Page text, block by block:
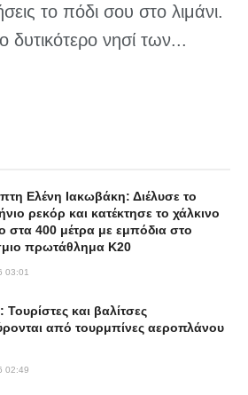
το πόδι σου στο λιμάνι.
δυτικότερο νησί των...
Ελένη Ιακωβάκη: Διέλυσε το
ρεκόρ και κατέκτησε το χάλκινο
στα 400 μέτρα με εμπόδια στο
πρωτάθλημα Κ20
03:01
Τουρίστες και βαλίτσες
από τουρμπίνες αεροπλάνου
02:49